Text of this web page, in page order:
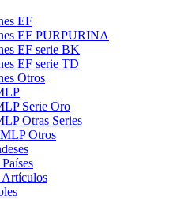
EF
EF PURPURINA
EF serie BK
EF serie TD
Otros
Serie Oro
Otras Series
Otros
Artículos